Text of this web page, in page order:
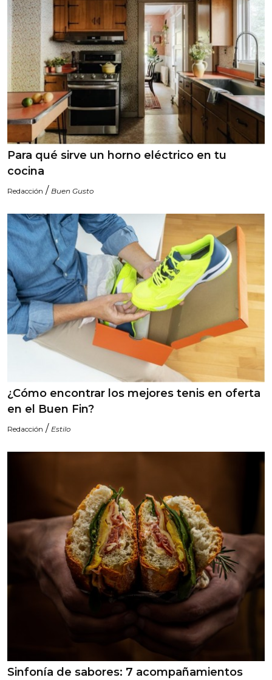
Para qué sirve un horno eléctrico en tu
cocina
Redacción / Buen Gusto
¿Cómo encontrar los mejores tenis en oferta
en el Buen Fin?
Redacción / Estilo
Sinfonía de sabores: 7 acompañamientos